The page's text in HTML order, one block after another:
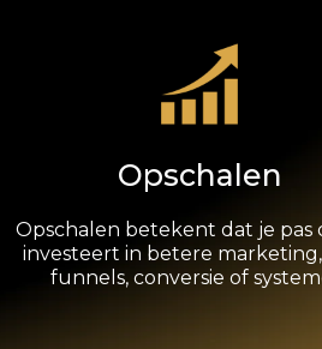
Opschalen
Opschalen betekent dat je pas
investeert in betere marketing,
funnels, conversie of